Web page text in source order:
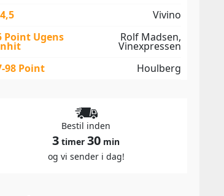
Vivino
Point Ugens
Rolf Madsen,
Vinexpressen
98 Point
Houlberg
Bestil inden
3 timer 30 min
og vi sender i dag!